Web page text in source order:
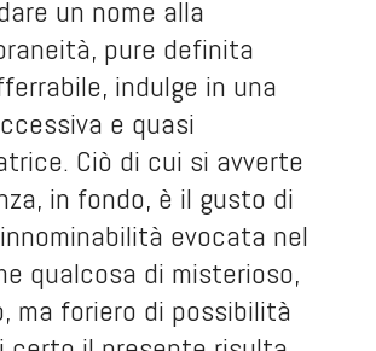
un nome alla
pure definita
indulge in una
e quasi
Ciò di cui si avverte
in fondo, è il gusto di
evocata nel
qualcosa di misterioso,
ma foriero di possibilità